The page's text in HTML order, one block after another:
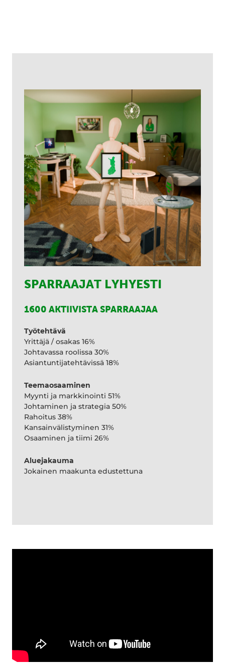
SPARRAAJAT LYHYESTI
1600 AKTIIVISTA SPARRAAJAA
Työtehtävä
Yrittäjä / osakas 16%
Johtavassa roolissa 30%
Asiantuntijatehtävissä 18%
Teemaosaaminen
Myynti ja markkinointi 51%
Johtaminen ja strategia 50%
Rahoitus 38%
Kansainvälistyminen 31%
Osaaminen ja tiimi 26%
Aluejakauma
Jokainen maakunta edustettuna